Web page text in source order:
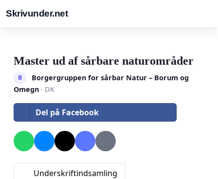
Skrivunder.net
Master ud af sårbare naturområder
B
Borgergruppen for sårbar Natur – Borum og
Omegn · DK
Del på Facebook
Underskriftindsamling